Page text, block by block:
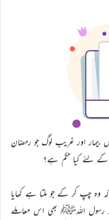
بیمار اور غریب لوگ جو رمضان
لئے کیا حکم ہے؟
وہ چپ کر کے جو ملتا ہے کھایا
رسول اللہﷺ بھی اس معاملے